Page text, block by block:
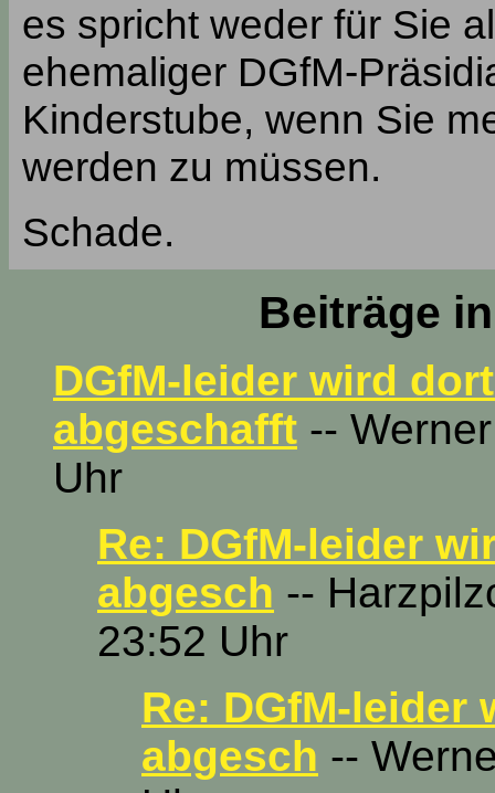
es spricht weder für Sie
ehemaliger DGfM-
Kinderstube, wenn Sie
werden zu müssen.
Schade.
Beiträge
DGfM-leider wird
abgeschafft --
Uhr
Re: DGfM-leider
abgesch --
23:52 Uhr
Re: DGfM-
abgesch --